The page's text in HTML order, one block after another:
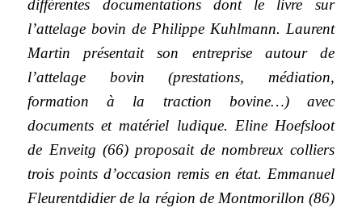
différentes documentations dont le livre sur
l’attelage bovin de Philippe Kuhlmann. Laurent
Martin présentait son entreprise autour de
l’attelage bovin (prestations, médiation,
formation à la traction bovine…) avec
documents et matériel ludique. Eline Hoefsloot
de Enveitg (66) proposait de nombreux colliers
trois points d’occasion remis en état. Emmanuel
Fleurentdidier de la région de Montmorillon (86)